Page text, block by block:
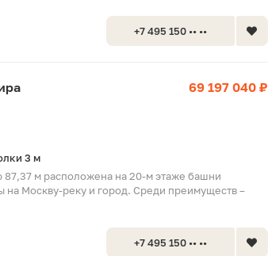
+7 495 150 •• ••
69 197 040 ₽
3 м
м расположена на 20-м этаже башни
на Москву-реку и город. Среди преимуществ –
+7 495 150 •• ••